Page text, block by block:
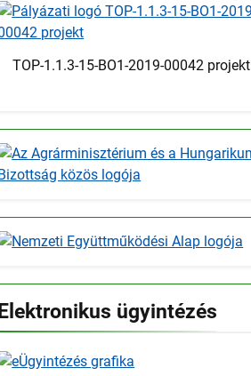
TOP-1.1.3-15-BO1-2019-00042 projekt
Elektronikus ügyintézés